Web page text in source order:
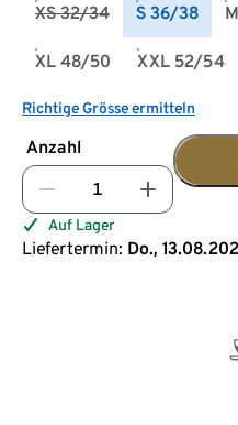
XS 32/34 S 36/38
XL 48/50 XXL 52/54
Richtige Grösse ermitteln
Anzahl
Auf Lager
Liefertermin: Do.,